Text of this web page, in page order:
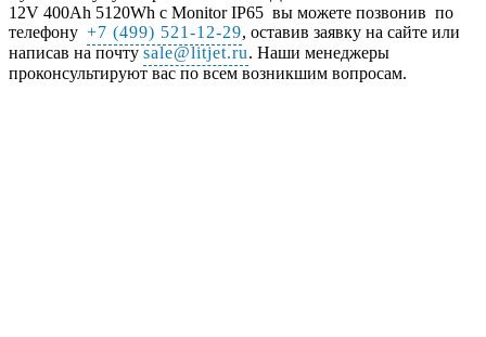
12V 400Ah 5120Wh с Monitor IP65 вы можете позвонив по
телефону +7 (499) 521-12-29, оставив заявку на сайте или
написав на почту sale@litjet.ru. Наши менеджеры
проконсультируют вас по всем возникшим вопросам.